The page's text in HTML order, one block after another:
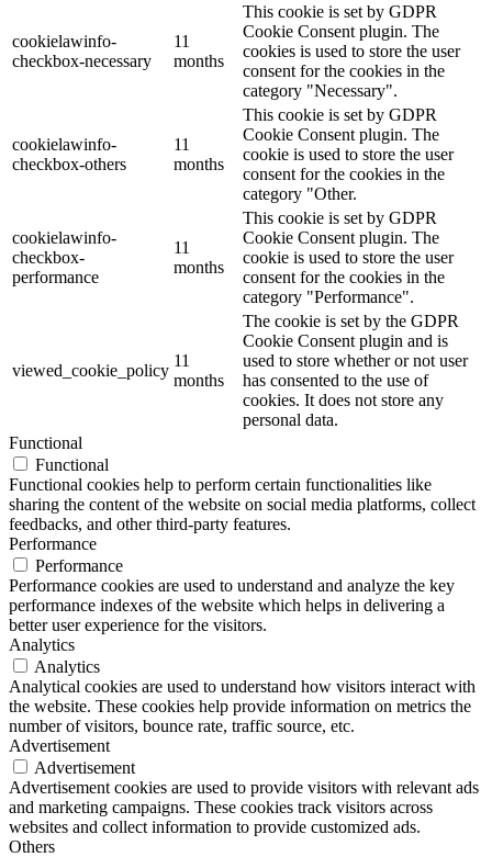
cookielawinfo-
checkbox-necessary
11
months
This cookie is set by GDPR
Cookie Consent plugin. The
cookies is used to store the user
consent for the cookies in the
category "Necessary".
cookielawinfo-
checkbox-others
11
months
This cookie is set by GDPR
Cookie Consent plugin. The
cookie is used to store the user
consent for the cookies in the
category "Other.
cookielawinfo-
checkbox-
performance
11
months
This cookie is set by GDPR
Cookie Consent plugin. The
cookie is used to store the user
consent for the cookies in the
category "Performance".
viewed_cookie_policy
11
months
The cookie is set by the GDPR
Cookie Consent plugin and is
used to store whether or not user
has consented to the use of
cookies. It does not store any
personal data.
Functional
Functional
Functional cookies help to perform certain functionalities like
sharing the content of the website on social media platforms, collect
feedbacks, and other third-party features.
Performance
Performance
Performance cookies are used to understand and analyze the key
performance indexes of the website which helps in delivering a
better user experience for the visitors.
Analytics
Analytics
Analytical cookies are used to understand how visitors interact with
the website. These cookies help provide information on metrics the
number of visitors, bounce rate, traffic source, etc.
Advertisement
Advertisement
Advertisement cookies are used to provide visitors with relevant ads
and marketing campaigns. These cookies track visitors across
websites and collect information to provide customized ads.
Others